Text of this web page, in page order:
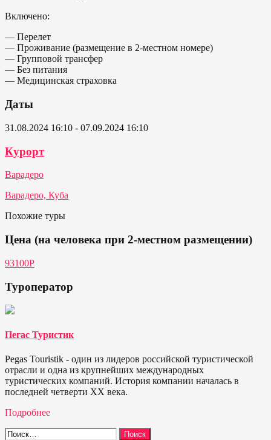
Включено:
— Перелет
— Проживание (размещение в 2-местном номере)
— Групповой трансфер
— Без питания
— Медицинская страховка
Даты
31.08.2024 16:10 - 07.09.2024 16:10
Курорт
Варадеро
Варадеро, Куба
Похожие туры
Цена (на человека при 2-местном размещении)
93100Р
Туроператор
Пегас Туристик
Pegas Touristik - один из лидеров российской туристической
отрасли и одна из крупнейших международных
туристических компаний. История компании началась в
последней четверти ХХ века.
Подробнее
Найти: